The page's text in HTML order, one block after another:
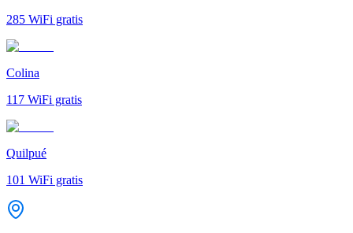
285 WiFi gratis
Colina
117 WiFi gratis
Quilpué
101 WiFi gratis